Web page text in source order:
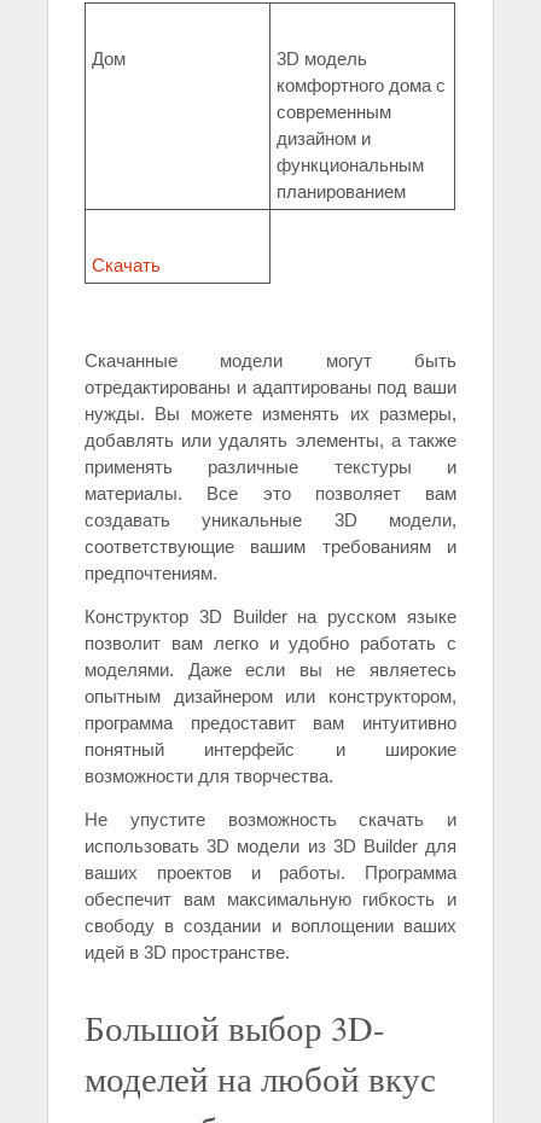
Дом
3D модель
комфортного дома с
современным
дизайном и
функциональным
планированием
Скачать
Скачанные модели могут быть
отредактированы и адаптированы под ваши
нужды. Вы можете изменять их размеры,
добавлять или удалять элементы, а также
применять различные текстуры и
материалы. Все это позволяет вам
создавать уникальные 3D модели,
соответствующие вашим требованиям и
предпочтениям.
Конструктор 3D Builder на русском языке
позволит вам легко и удобно работать с
моделями. Даже если вы не являетесь
опытным дизайнером или конструктором,
программа предоставит вам интуитивно
понятный интерфейс и широкие
возможности для творчества.
Не упустите возможность скачать и
использовать 3D модели из 3D Builder для
ваших проектов и работы. Программа
обеспечит вам максимальную гибкость и
свободу в создании и воплощении ваших
идей в 3D пространстве.
Большой выбор 3D-
моделей на любой вкус